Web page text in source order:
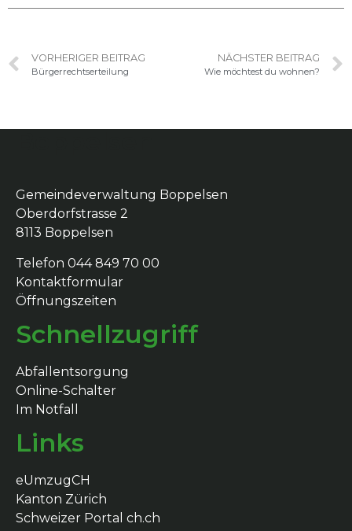
VORHERIGER BEITRAG
Bürgerrechtserteilung
NÄCHSTER BEITRAG
Wie möchtest du wohnen?
Gemeindeverwaltung Boppelsen
Oberdorfstrasse 2
8113 Boppelsen
Telefon 044 849 70 00
Kontaktformular
Öffnungszeiten
Schnellzugriff
Abfallentsorgung
Online-Schalter
Im Notfall
Links
eUmzugCH
Kanton Zürich
Schweizer Portal ch.ch